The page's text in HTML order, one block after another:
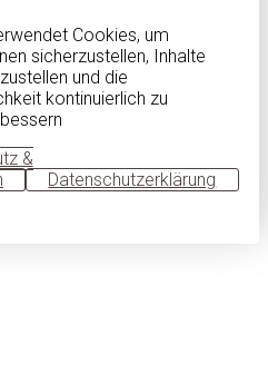
Cookies, um
sicherzustellen, Inhalte
und die
kontinuierlich zu
&
Datenschutzerklärung